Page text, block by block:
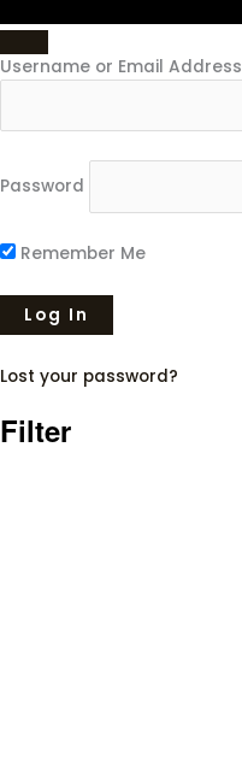
Username or Email Address
Password
Remember Me
Lost your password?
Filter